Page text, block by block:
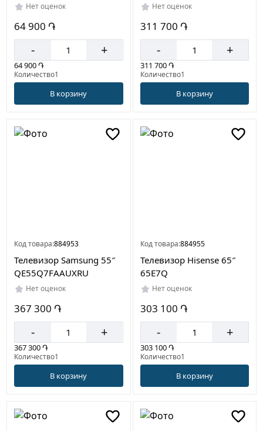
Нет оценок
64 900 ֏
- +
64 900 ֏
Количество1
В корзину
Нет оценок
311 700 ֏
- +
311 700 ֏
Количество1
В корзину
Код товара:884953
Телевизор Samsung 55″
QE55Q7FAAUXRU
Нет оценок
367 300 ֏
- +
367 300 ֏
Количество1
В корзину
Код товара:884955
Телевизор Hisense 65″
65E7Q
Нет оценок
303 100 ֏
- +
303 100 ֏
Количество1
В корзину